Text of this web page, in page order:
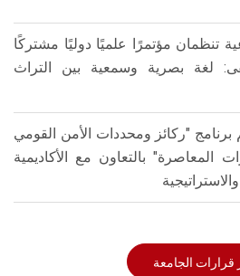
تنظمان مؤتمرًا علميًا دوليًا مشتركًا
لغة بصرية وسمعية بين التراث
"ركائز ومحددات الأمن القومي
بالتعاون مع الأكاديمية
قرارات الجامعة